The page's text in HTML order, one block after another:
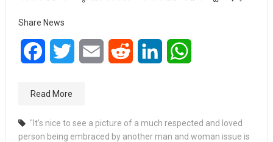
Share News
FacebookTwitter Email Reddit LinkedIn
Read More
"It's nice to see a picture of a much respected and loved
person being embraced by another man and woman issue is